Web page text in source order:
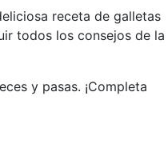
receta de galletas
todos los consejos de la
y pasas. ¡Completa